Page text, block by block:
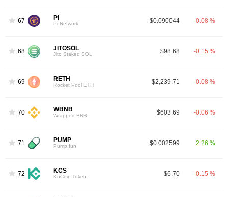
67 PI
Pi Network $0.090044 -0.08 %
68 JITOSOL
Jito Staked SOL $98.68 -0.15 %
69 RETH
Rocket Pool ETH $2,239.71 -0.08 %
70 WBNB
Wrapped BNB $603.69 -0.06 %
71 PUMP
Pump.fun $0.002599 2.26 %
72 KCS
KuCoin Token $6.70 -0.15 %